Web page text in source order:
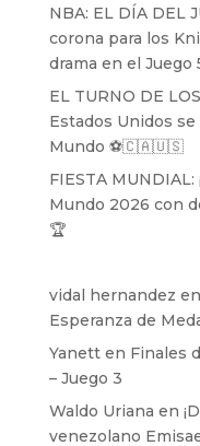
NBA: EL DÍA DEL
corona para los
drama en el Juego
EL TURNO DE
Estados Unidos
Mundo ⚽️🇨🇦🇺🇸
FIESTA MUNDIAL:
Mundo 2026 con
🏆
vidal hernandez en
Esperanza de
Yanetten Finales
– Juego 3
Waldo Uriana en
venezolano